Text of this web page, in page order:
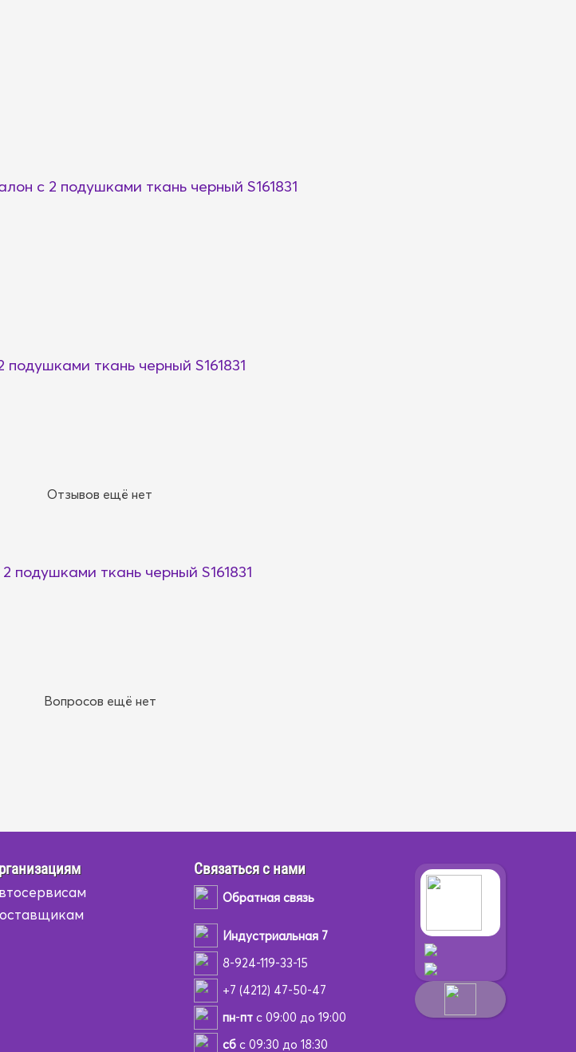
с 2 подушками ткань черный S161831
ткань черный S161831
Отзывов ещё нет
ткань черный S161831
Вопросов ещё нет
Связаться с нами
Обратная связь
Индустриальная 7
8-924-119-33-15
+7 (4212) 47-50-47
пн-птс 09:00 до 19:00
сбс 09:30 до 18:30